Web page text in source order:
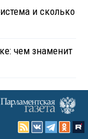
и сколько
чем знаменит